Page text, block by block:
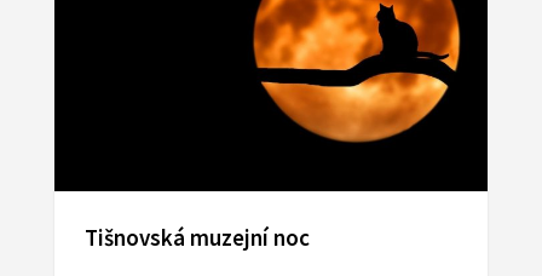
Tišnovská muzejní noc